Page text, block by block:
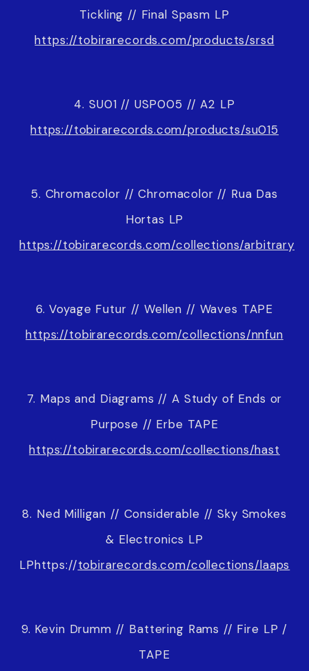
Tickling // Final Spasm LP
https://tobirarecords.com/products/srsd
4. SU01 // USP005 // A2 LP
https://tobirarecords.com/products/su015
5. Chromacolor // Chromacolor // Rua Das
Hortas LP
https://tobirarecords.com/collections/arbitrary
6. Voyage Futur // Wellen // Waves TAPE
https://tobirarecords.com/collections/nnfun
7. Maps and Diagrams // A Study of Ends or
Purpose // Erbe TAPE
https://tobirarecords.com/collections/hast
8. Ned Milligan // Considerable // Sky Smokes
& Electronics LP
LPhttps://tobirarecords.com/collections/laaps
9. Kevin Drumm // Battering Rams // Fire LP /
TAPE